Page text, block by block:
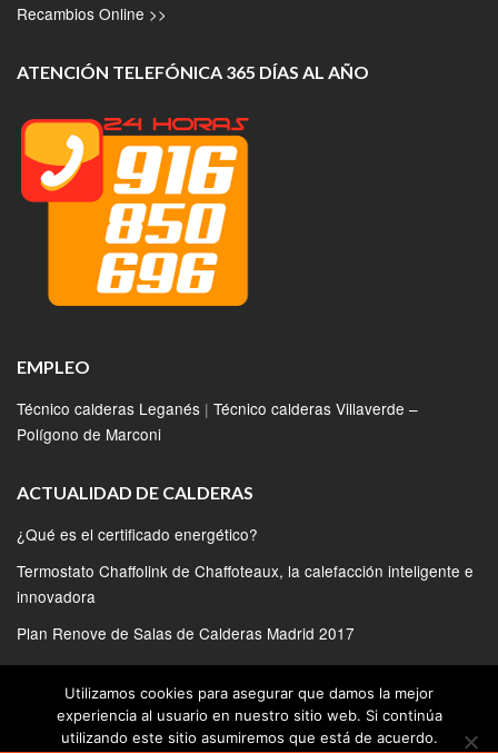
Utilizamos cookies para asegurar que damos la mejor
experiencia al usuario en nuestro sitio web. Si continúa
utilizando este sitio asumiremos que está de acuerdo.
Recambios Online >>
ATENCIÓN TELEFÓNICA 365 DÍAS AL AÑO
EMPLEO
Técnico calderas Leganés | Técnico calderas Villaverde –
Polígono de Marconi
ACTUALIDAD DE CALDERAS
¿Qué es el certificado energético?
Termostato Chaffolink de Chaffoteaux, la calefacción inteligente e
innovadora
Plan Renove de Salas de Calderas Madrid 2017
Calderas Bosch conectadas para ganar eficiencia
Nuevas calderas de condensación New Condens FS Ferroli